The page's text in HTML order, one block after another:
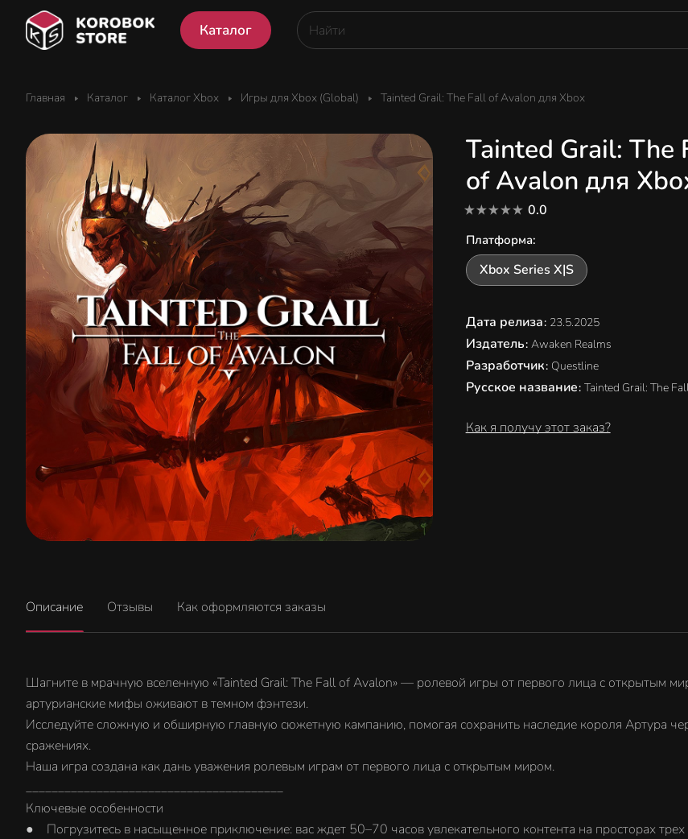
Каталог
Главная Каталог Каталог Xbox Игры для Xbox (Global) Tainted Grail: The Fall of Avalon для Xbox
Tainted Grail: The
of Avalon для
0.0
Платформа:
Xbox Series X|S
Дата релиза: 23.5.2025
Издатель: Awaken Realms
Разработчик: Questline
Русское название: Tainted Grail: The
Как я получу этот заказ?
Описание Отзывы Как оформляются заказы
Шагните в мрачную вселенную «Tainted Grail: The Fall of Avalon» — ролевой игры от первого лица с открытым
артурианские мифы оживают в темном фэнтези.
Исследуйте сложную и обширную главную сюжетную кампанию, помогая сохранить наследие короля Артура
сражениях.
Наша игра создана как дань уважения ролевым играм от первого лица с открытым миром.
________________________________________
Ключевые особенности
● Погрузитесь в насыщенное приключение: вас ждет 50–70 часов увлекательного контента на просторах